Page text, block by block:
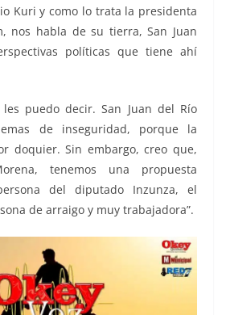
Kuri y como lo trata la presidenta
nos habla de su tierra, San Juan
políticas que tiene ahí
puedo decir. San Juan del Río
de inseguridad, porque la
doquier. Sin embargo, creo que,
tenemos una propuesta
del diputado Inzunza, el
de arraigo y muy trabajadora”.